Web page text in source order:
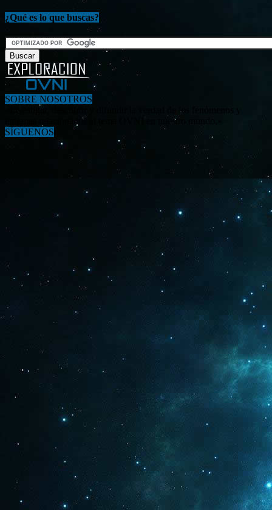
¿Qué es lo que buscas?
SOBRE NOSOTROS
«Investigar, descubrir y difundir la verdad de los fenómenos y
enigmas relacionados al tema OVNI en nuestro mundo.»
SÍGUENOS